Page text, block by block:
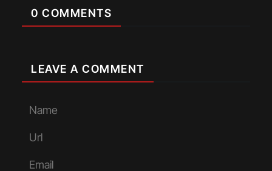
0 COMMENTS
LEAVE A COMMENT